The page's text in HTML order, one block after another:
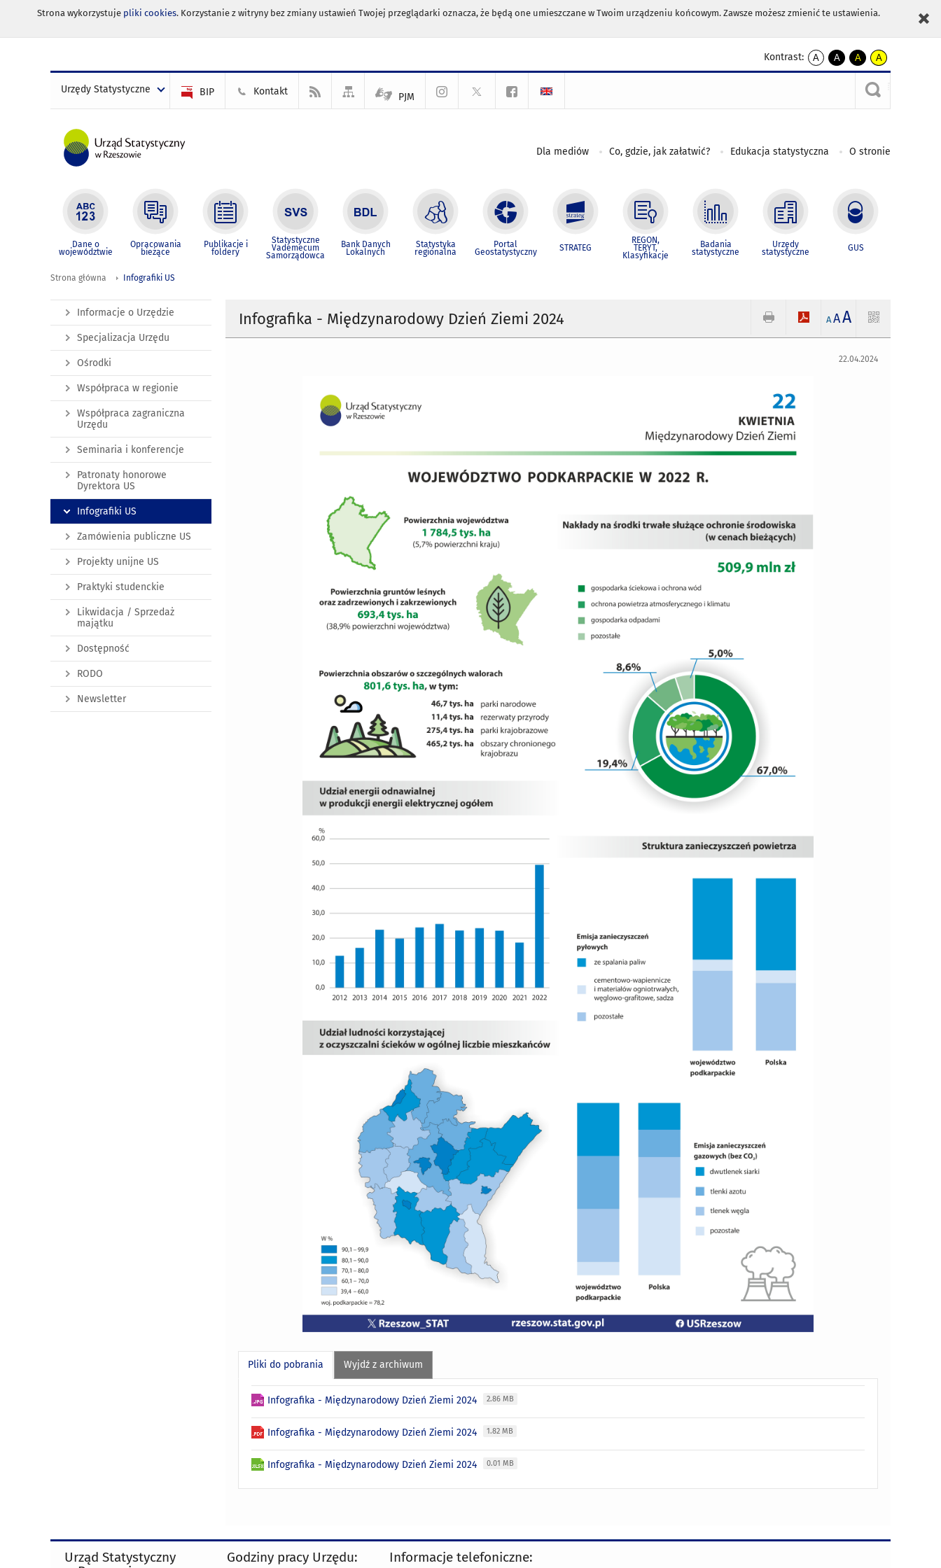
Strona wykorzystuje pliki cookies. Korzystanie z witryny bez zmiany ustawień Twojej przeglądarki oznacza, że będą one umieszczane w Twoim urządzeniu końcowym. Zawsze możesz zmienić te ustawienia.
Kontrast:
A
kontrast
A
kontrast
czarnym
A
kontrast
żółty
tekst
czarnym
A
kontrast
czarny
tekst
żółtym
Urzędy Statystyczne BIP Kontakt PJM
Dla mediów Co, gdzie, jak załatwić? Edukacja statystyczna O stronie
Dane o
województwie
Opracowania
bieżące
Publikacje i
foldery
Statystyczne
Vademecum
Samorządowca
Bank Danych
Lokalnych
Statystyka
regionalna
Portal
Geostatystyczny STRATEG
REGON,
TERYT,
Klasyfikacje
Badania
statystyczne
Urzędy
statystyczne GUS
Strona główna Infografiki US
Infografika - Międzynarodowy Dzień Ziemi 2024 A AA
22.04.2024
Pliki do pobrania Wyjdź z archiwum
Infografika - Międzynarodowy Dzień Ziemi 2024 2.86 MB
Infografika - Międzynarodowy Dzień Ziemi 2024 1.82 MB
Infografika - Międzynarodowy Dzień Ziemi 2024 0.01 MB
Informacje o Urzędzie
Specjalizacja Urzędu
Ośrodki
Współpraca w regionie
Współpraca zagraniczna
Urzędu
Seminaria i konferencje
Patronaty honorowe
Dyrektora US
Infografiki US
Zamówienia publiczne US
Projekty unijne US
Praktyki studenckie
Likwidacja / Sprzedaż
majątku
Dostępność
RODO
Newsletter
Urząd Statystyczny
Godziny pracy Urzędu: Informacje telefoniczne: